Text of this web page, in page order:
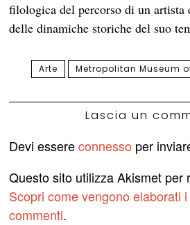
filologica del percorso di un artista
delle dinamiche storiche del suo
Arte Metropolitan Museum
Lascia un
Devi essereconnesso per
Questo sito utilizza Akismet per
Scopri come vengono elaborati
commenti.